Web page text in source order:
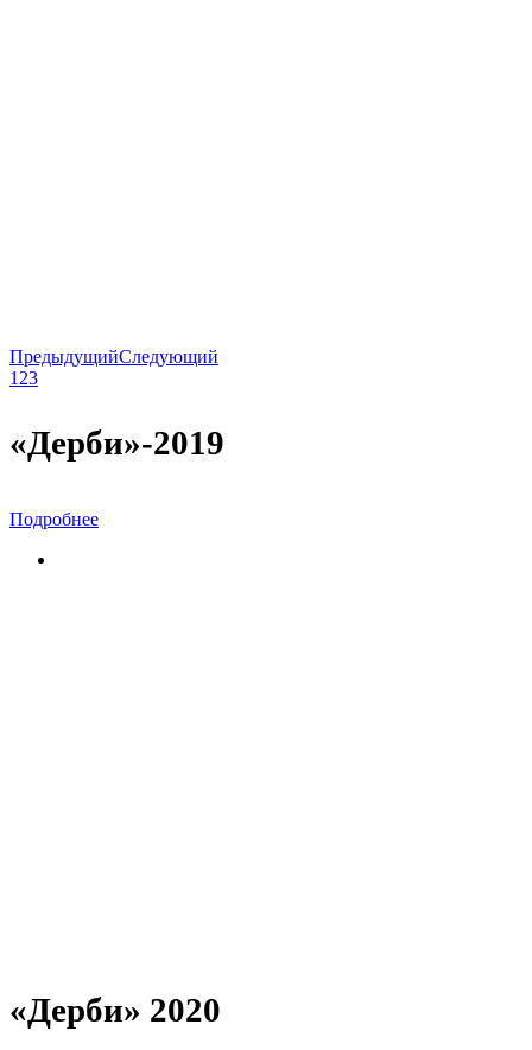
ПредыдущийСледующий
1 23
«Дерби»-2019
Подробнее
«Дерби» 2020